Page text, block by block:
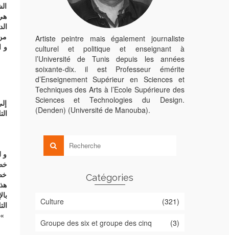
و
و
Artiste peintre mais également journaliste
culturel et politique et enseignant à
l’Université de Tunis depuis les années
soixante-dix. il est Professeur émérite
d’Enseignement Supérieur en Sciences et
Techniques des Arts à l’Ecole Supérieure des
Sciences et Technologies du Design.
(Denden) (Université de Manouba).
Catégories
Culture (321)
Groupe des six et groupe des cinq (3)